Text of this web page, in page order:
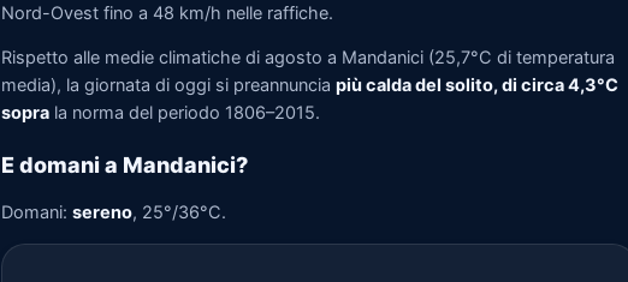
Nord-Ovest fino a 48 km/h nelle raffiche.
Rispetto alle medie climatiche di agosto a Mandanici (25,7°C di temperatura
media), la giornata di oggi si preannuncia più calda del solito, di circa 4,3°C
sopra la norma del periodo 1806–2015.
E domani a Mandanici?
Domani: sereno, 25°/36°C.